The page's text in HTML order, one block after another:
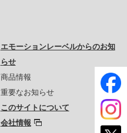
エモーションレーベルからのお知
らせ
商品情報
重要なお知らせ
このサイトについて
会社情報